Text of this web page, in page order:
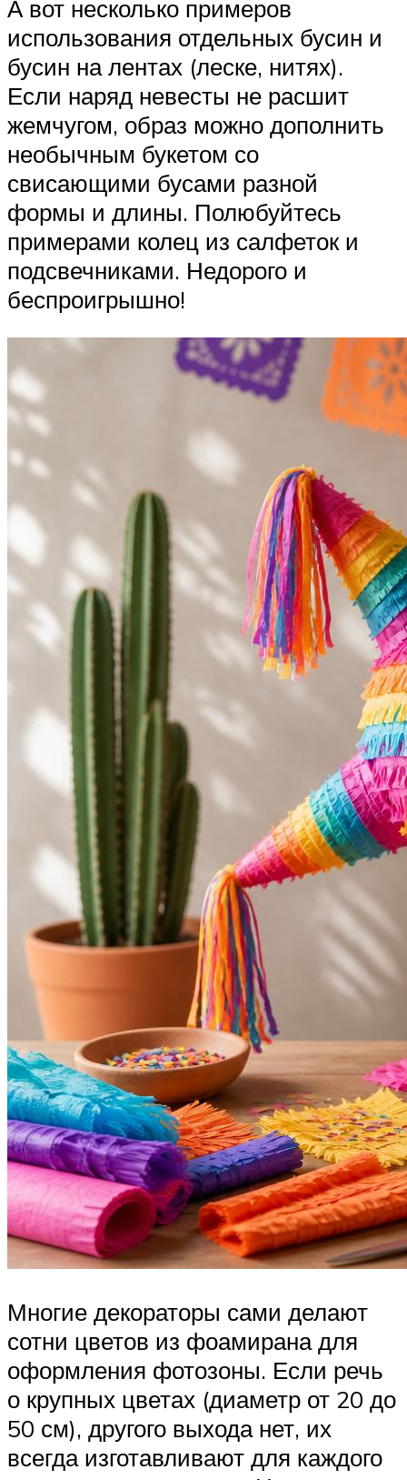
А вот несколько примеров
использования отдельных бусин и
бусин на лентах (леске, нитях).
Если наряд невесты не расшит
жемчугом, образ можно дополнить
необычным букетом со
свисающими бусами разной
формы и длины. Полюбуйтесь
примерами колец из салфеток и
подсвечниками. Недорого и
беспроигрышно!
Многие декораторы сами делают
сотни цветов из фоамирана для
оформления фотозоны. Если речь
о крупных цветах (диаметр от 20 до
50 см), другого выхода нет, их
всегда изготавливают для каждого